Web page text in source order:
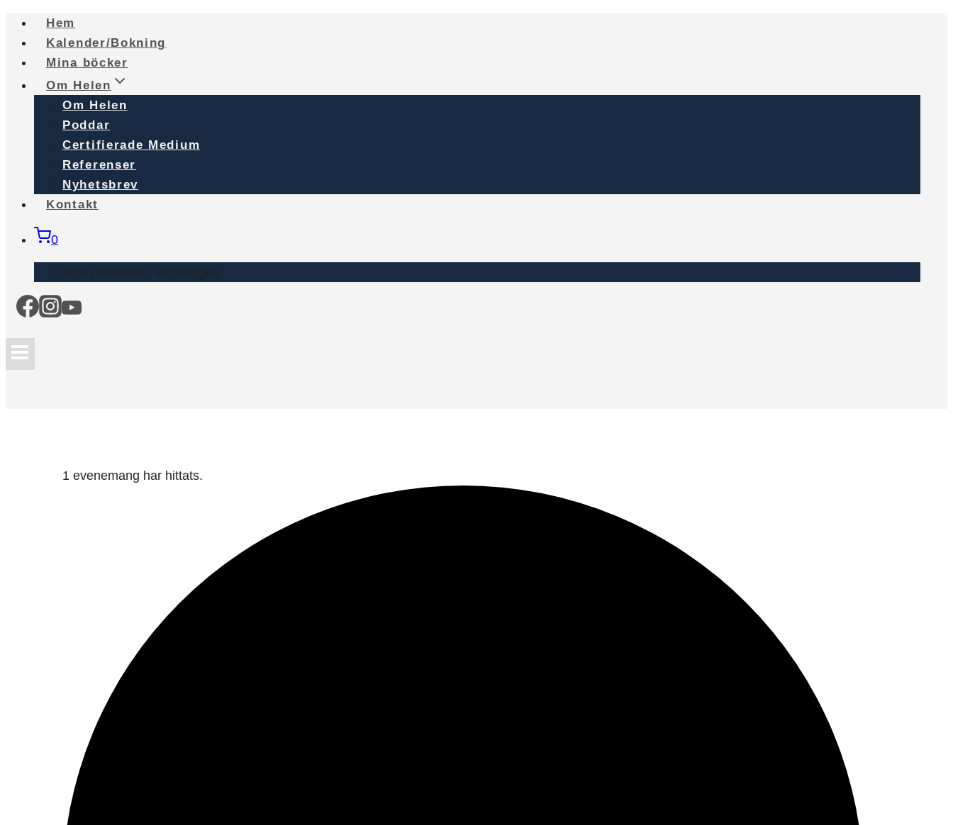
Skip
content
Hem
Kalender/Bokning
Mina böcker
Om Helen
Om Helen
Poddar
Certifierade Medium
Referenser
Nyhetsbrev
Kontakt
0
Inga produkter i varukorgen.
1 evenemang har hittats.